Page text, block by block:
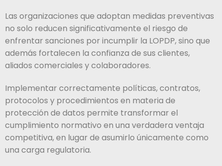
Las organizaciones que adoptan medidas preventivas
no solo reducen significativamente el riesgo de
enfrentar sanciones por incumplir la LOPDP, sino que
además fortalecen la confianza de sus clientes,
aliados comerciales y colaboradores.
Implementar correctamente políticas, contratos,
protocolos y procedimientos en materia de
protección de datos permite transformar el
cumplimiento normativo en una verdadera ventaja
competitiva, en lugar de asumirlo únicamente como
una carga regulatoria.